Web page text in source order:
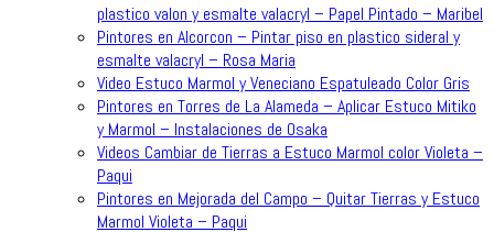
plastico valon y esmalte valacryl – Papel Pintado – Maribel
Pintores en Alcorcon – Pintar piso en plastico sideral y
esmalte valacryl – Rosa Maria
Video Estuco Marmol y Veneciano Espatuleado Color Gris
Pintores en Torres de La Alameda – Aplicar Estuco Mitiko
y Marmol – Instalaciones de Osaka
Videos Cambiar de Tierras a Estuco Marmol color Violeta –
Paqui
Pintores en Mejorada del Campo – Quitar Tierras y Estuco
Marmol Violeta – Paqui